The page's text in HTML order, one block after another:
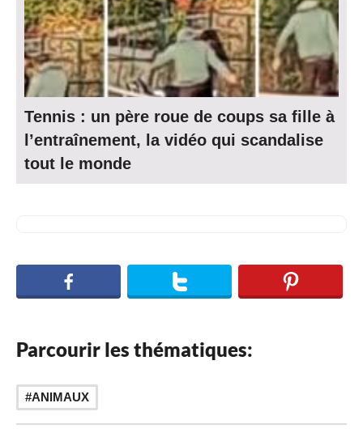
Tennis : un père roue de coups sa fille à
l’entraînement, la vidéo qui scandalise
tout le monde
Parcourir les thématiques:
ANIMAUX